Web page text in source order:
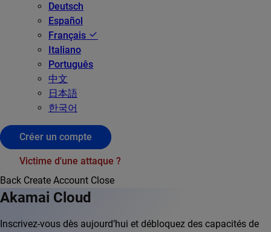
Deutsch
Español
Français
Italiano
Português
中文
日本語
한국어
Créer un compte
Victime d'une attaque ?
Back Create Account Close
Akamai Cloud
Inscrivez-vous dès aujourd’hui et débloquez des capacités de